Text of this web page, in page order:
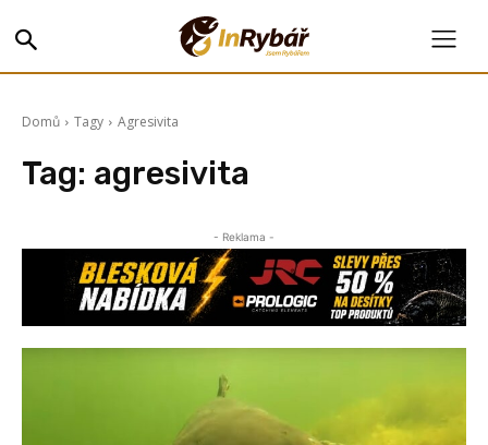
Domů Tagy Agresivita
Tag: agresivita
- Reklama -